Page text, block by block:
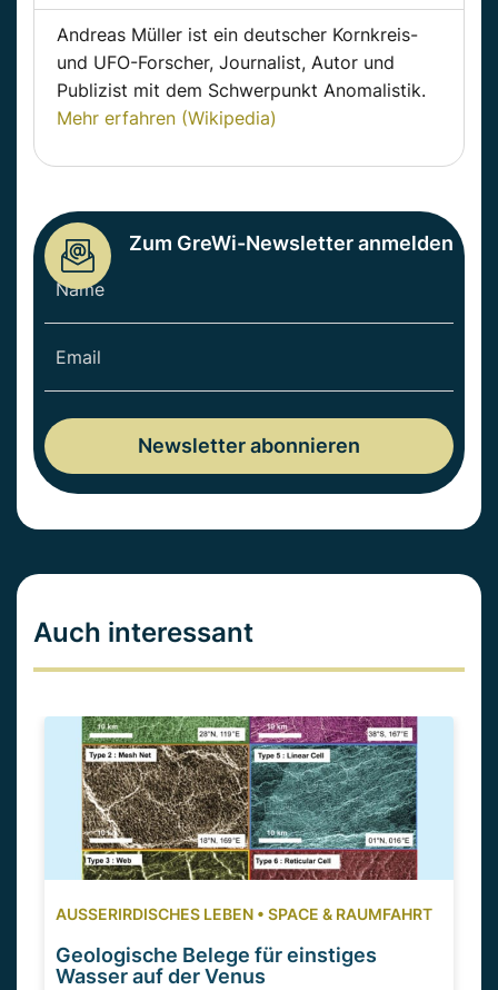
Andreas Müller ist ein deutscher Kornkreis-
und UFO-Forscher, Journalist, Autor und
Publizist mit dem Schwerpunkt Anomalistik.
Mehr erfahren (Wikipedia)
Zum GreWi-Newsletter anmelden
Auch interessant
AUSSERIRDISCHES LEBEN • SPACE & RAUMFAHRT
Geologische Belege für einstiges
Wasser auf der Venus